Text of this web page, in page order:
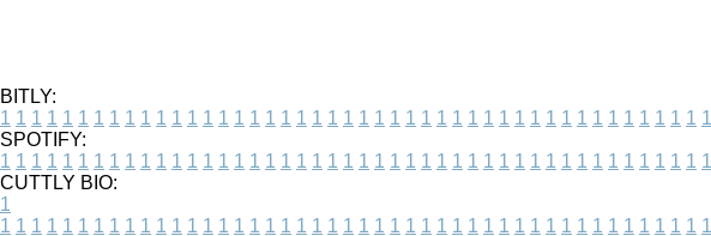
BITLY:
1 1 1 1 1 1 1 1 1 1 1 1 1 1 1 1 1 1 1 1 1 1 1 1 1 1 1 1 1 1 1 1 1 1 1 1 1 1 1 1 1 1 1 1 1 1
SPOTIFY:
1 1 1 1 1 1 1 1 1 1 1 1 1 1 1 1 1 1 1 1 1 1 1 1 1 1 1 1 1 1 1 1 1 1 1 1 1 1 1 1 1 1 1 1 1 1
CUTTLY BIO:
1
1 1 1 1 1 1 1 1 1 1 1 1 1 1 1 1 1 1 1 1 1 1 1 1 1 1 1 1 1 1 1 1 1 1 1 1 1 1 1 1 1 1 1 1 1 1